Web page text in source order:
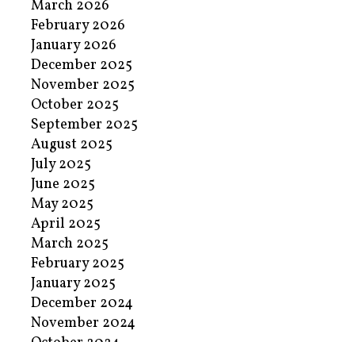
March 2026
February 2026
January 2026
December 2025
November 2025
October 2025
September 2025
August 2025
July 2025
June 2025
May 2025
April 2025
March 2025
February 2025
January 2025
December 2024
November 2024